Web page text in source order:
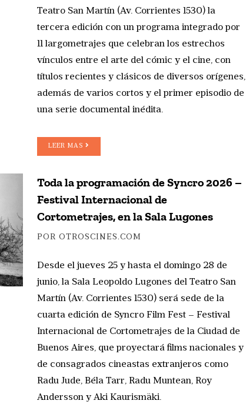
Teatro San Martín (Av. Corrientes 1530) la
tercera edición con un programa integrado por
11 largometrajes que celebran los estrechos
vínculos entre el arte del cómic y el cine, con
títulos recientes y clásicos de diversos orígenes,
además de varios cortos y el primer episodio de
una serie documental inédita.
LEER MAS
Toda la programación de Syncro 2026 –
Festival Internacional de
Cortometrajes, en la Sala Lugones
POR OTROSCINES.COM
Desde el jueves 25 y hasta el domingo 28 de
junio, la Sala Leopoldo Lugones del Teatro San
Martín (Av. Corrientes 1530) será sede de la
cuarta edición de Syncro Film Fest – Festival
Internacional de Cortometrajes de la Ciudad de
Buenos Aires, que proyectará films nacionales y
de consagrados cineastas extranjeros como
Radu Jude, Béla Tarr, Radu Muntean, Roy
Andersson y Aki Kaurismäki.